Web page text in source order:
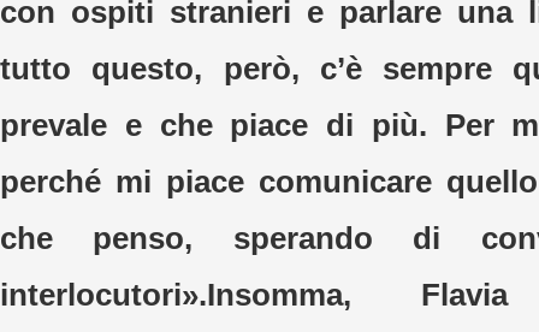
con ospiti stranieri e parlare una
tutto questo, però, c’è sempre
prevale e che piace di più. Per
perché mi piace comunicare
che penso, sperando di
interlocutori».Insomma,